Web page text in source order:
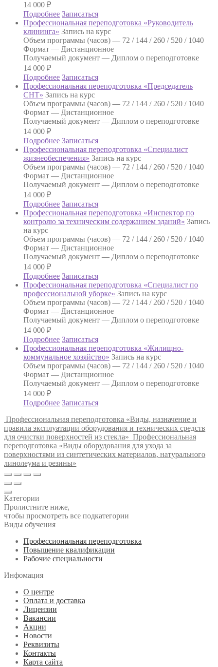
14 000 ₽
Подробнее Записаться
Профессиональная переподготовка «Руководитель
клининга» Запись на курс
Объем программы (часов) — 72 / 144 / 260 / 520 / 1040
Формат — Дистанционное
Получаемый документ — Диплом о переподготовке
14 000 ₽
Подробнее Записаться
Профессиональная переподготовка «Председатель
СНТ» Запись на курс
Объем программы (часов) — 72 / 144 / 260 / 520 / 1040
Формат — Дистанционное
Получаемый документ — Диплом о переподготовке
14 000 ₽
Подробнее Записаться
Профессиональная переподготовка «Специалист
жизнеобеспечения» Запись на курс
Объем программы (часов) — 72 / 144 / 260 / 520 / 1040
Формат — Дистанционное
Получаемый документ — Диплом о переподготовке
14 000 ₽
Подробнее Записаться
Профессиональная переподготовка «Инспектор по
контролю за техническим содержанием зданий» Запись
на курс
Объем программы (часов) — 72 / 144 / 260 / 520 / 1040
Формат — Дистанционное
Получаемый документ — Диплом о переподготовке
14 000 ₽
Подробнее Записаться
Профессиональная переподготовка «Специалист по
профессиональной уборке» Запись на курс
Объем программы (часов) — 72 / 144 / 260 / 520 / 1040
Формат — Дистанционное
Получаемый документ — Диплом о переподготовке
14 000 ₽
Подробнее Записаться
Профессиональная переподготовка «Жилищно-
коммунальное хозяйство» Запись на курс
Объем программы (часов) — 72 / 144 / 260 / 520 / 1040
Формат — Дистанционное
Получаемый документ — Диплом о переподготовке
14 000 ₽
Подробнее Записаться
Профессиональная переподготовка «Виды, назначение и
правила эксплуатации оборудования и технических средств
для очистки поверхностей из стекла» Профессиональная
переподготовка «Виды оборудования для ухода за
поверхностями из синтетических материалов, натурального
линолеума и резины»
Категории
Пролистните ниже,
чтобы просмотреть все подкатегории
Виды обучения
Профессиональная переподготовка
Повышение квалификации
Рабочие специальности
Инфомация
О центре
Оплата и доставка
Лицензии
Вакансии
Акции
Новости
Реквизиты
Контакты
Карта сайта